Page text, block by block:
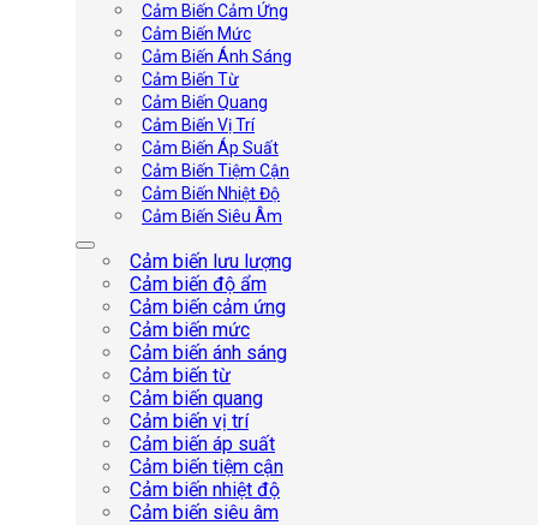
Cảm Biến Cảm Ứng
Cảm Biến Mức
Cảm Biến Ánh Sáng
Cảm Biến Từ
Cảm Biến Quang
Cảm Biến Vị Trí
Cảm Biến Áp Suất
Cảm Biến Tiệm Cận
Cảm Biến Nhiệt Độ
Cảm Biến Siêu Âm
Cảm biến lưu lượng
Cảm biến độ ẩm
Cảm biến cảm ứng
Cảm biến mức
Cảm biến ánh sáng
Cảm biến từ
Cảm biến quang
Cảm biến vị trí
Cảm biến áp suất
Cảm biến tiệm cận
Cảm biến nhiệt độ
Cảm biến siêu âm